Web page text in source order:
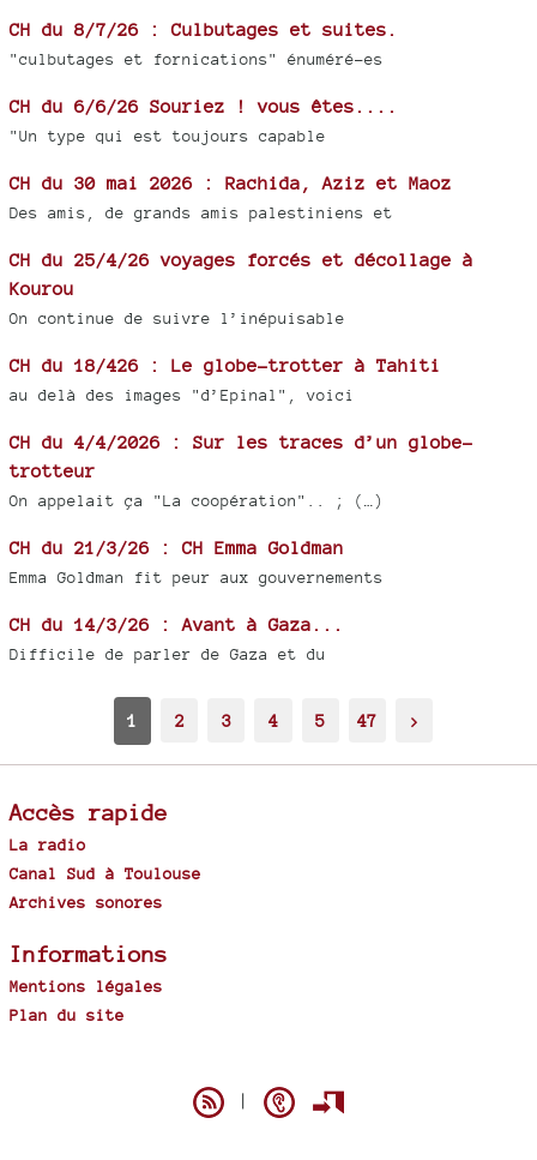
CH du 8/7/26 : Culbutages et suites.
"culbutages et fornications" énuméré-es
CH du 6/6/26 Souriez ! vous êtes....
"Un type qui est toujours capable
CH du 30 mai 2026 : Rachida, Aziz et Maoz
Des amis, de grands amis palestiniens et
CH du 25/4/26 voyages forcés et décollage à
Kourou
On continue de suivre l’inépuisable
CH du 18/426 : Le globe-trotter à Tahiti
au delà des images "d’Epinal", voici
CH du 4/4/2026 : Sur les traces d’un globe-
trotteur
On appelait ça "La coopération".. ; (…)
CH du 21/3/26 : CH Emma Goldman
Emma Goldman fit peur aux gouvernements
CH du 14/3/26 : Avant à Gaza...
Difficile de parler de Gaza et du
1 2 3 4 5 47 >
Accès rapide
La radio
Canal Sud à Toulouse
Archives sonores
Informations
Mentions légales
Plan du site
|